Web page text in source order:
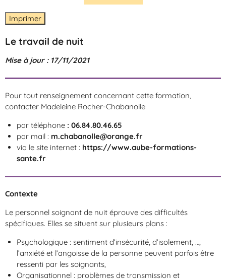
Imprimer
Le travail de nuit
Mise à jour : 17/11/2021
Pour tout renseignement concernant cette formation,
contacter Madeleine Rocher-Chabanolle
par téléphone : 06.84.80.46.65
par mail : m.chabanolle@orange.fr
via le site internet : https://www.aube-formations-
sante.fr
Contexte
Le personnel soignant de nuit éprouve des difficultés
spécifiques. Elles se situent sur plusieurs plans :
Psychologique : sentiment d’insécurité, d’isolement, …,
l’anxiété et l’angoisse de la personne peuvent parfois être
ressenti par les soignants,
Organisationnel : problèmes de transmission et